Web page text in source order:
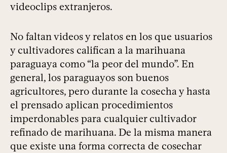
videoclips extranjeros.
No faltan videos y relatos en los que usuarios
y cultivadores califican a la marihuana
paraguaya como “la peor del mundo”. En
general, los paraguayos son buenos
agricultores, pero durante la cosecha y hasta
el prensado aplican procedimientos
imperdonables para cualquier cultivador
refinado de marihuana. De la misma manera
que existe una forma correcta de cosechar